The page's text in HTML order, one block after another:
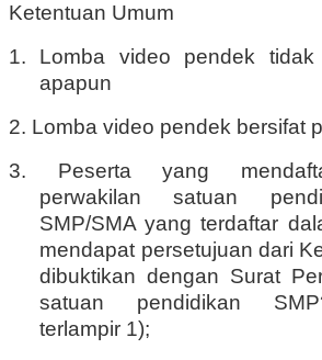
Ketentuan Umum
1. Lomba video pendek tidak
apapun
2. Lomba video pendek bersifat
3. Peserta yang
perwakilan satuan
SMP/SMA yang terdaftar
mendapat persetujuan dari
dibuktikan dengan Surat
satuan pendidikan
terlampir 1);